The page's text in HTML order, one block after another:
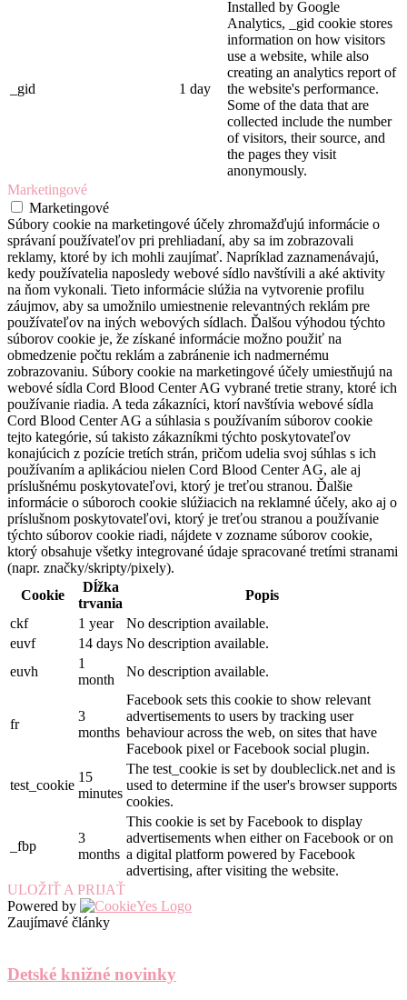
_gid 1 day
Installed by Google
Analytics, _gid cookie stores
information on how visitors
use a website, while also
creating an analytics report of
the website's performance.
Some of the data that are
collected include the number
of visitors, their source, and
the pages they visit
anonymously.
Marketingové
Marketingové
Súbory cookie na marketingové účely zhromažďujú informácie o
správaní používateľov pri prehliadaní, aby sa im zobrazovali
reklamy, ktoré by ich mohli zaujímať. Napríklad zaznamenávajú,
kedy používatelia naposledy webové sídlo navštívili a aké aktivity
na ňom vykonali. Tieto informácie slúžia na vytvorenie profilu
záujmov, aby sa umožnilo umiestnenie relevantných reklám pre
používateľov na iných webových sídlach. Ďalšou výhodou týchto
súborov cookie je, že získané informácie možno použiť na
obmedzenie počtu reklám a zabránenie ich nadmernému
zobrazovaniu. Súbory cookie na marketingové účely umiestňujú na
webové sídla Cord Blood Center AG vybrané tretie strany, ktoré ich
používanie riadia. A teda zákazníci, ktorí navštívia webové sídla
Cord Blood Center AG a súhlasia s používaním súborov cookie
tejto kategórie, sú takisto zákazníkmi týchto poskytovateľov
konajúcich z pozície tretích strán, pričom udelia svoj súhlas s ich
používaním a aplikáciou nielen Cord Blood Center AG, ale aj
príslušnému poskytovateľovi, ktorý je treťou stranou. Ďalšie
informácie o súboroch cookie slúžiacich na reklamné účely, ako aj o
príslušnom poskytovateľovi, ktorý je treťou stranou a používanie
týchto súborov cookie riadi, nájdete v zozname súborov cookie,
ktorý obsahuje všetky integrované údaje spracované tretími stranami
(napr. značky/skripty/pixely).
Cookie
Dĺžka
trvania
Popis
ckf
1 year
No description available.
euvf
14 days No description available.
euvh
1
month
No description available.
fr
3
months
Facebook sets this cookie to show relevant
advertisements to users by tracking user
behaviour across the web, on sites that have
Facebook pixel or Facebook social plugin.
test_cookie
15
minutes
The test_cookie is set by doubleclick.net and is
used to determine if the user's browser supports
cookies.
_fbp
3
months
This cookie is set by Facebook to display
advertisements when either on Facebook or on
a digital platform powered by Facebook
advertising, after visiting the website.
ULOŽIŤ A PRIJAŤ
Powered by
Zaujímavé články
Detské knižné novinky